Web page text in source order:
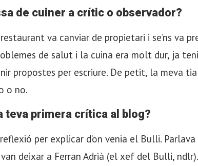
de cuiner a crític o observador?
va canviar de propietari i se’ns va
de salut i la cuina era molt dur, ja
propostes per escriure. De petit, la meva tia
o no.
teva primera crítica al blog?
per explicar d’on venia el Bulli. Parlava
van deixar a Ferran Adrià (el xef del Bulli, ndlr).